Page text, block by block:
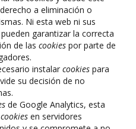
a eliminación o
Ni esta web ni sus
garantizar la correcta
de las cookies por parte de
instalar cookies para
su decisión de no
de Google Analytics, esta
cookies en servidores